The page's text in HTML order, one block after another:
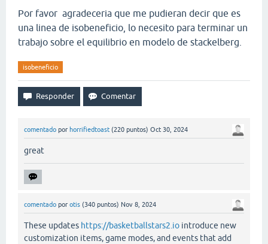
Por favor agradeceria que me pudieran decir que es
una linea de isobeneficio, lo necesito para terminar un
trabajo sobre el equilibrio en modelo de stackelberg.
isobeneficio
comentado por horrifiedtoast (220 puntos) Oct 30, 2024
great
comentado por otis (340 puntos) Nov 8, 2024
These updates https://basketballstars2.io introduce new
customization items, game modes, and events that add